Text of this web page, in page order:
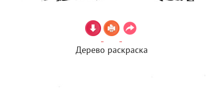
Дерево раскраска